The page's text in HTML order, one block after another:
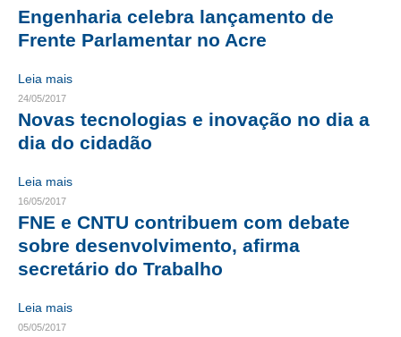
CONTATO
CURSOS
SEESP EDUCAÇÃO
PLATAFORMAS GRATUITAS
BENEFÍCIOS
APOSENTADORIA
PLANO DE SAÚDE
Engenharia celebra lançamento de
Frente Parlamentar no Acre
Leia mais
24/05/2017
Novas tecnologias e inovação no dia a
dia do cidadão
Leia mais
16/05/2017
FNE e CNTU contribuem com debate
sobre desenvolvimento, afirma
secretário do Trabalho
Leia mais
05/05/2017